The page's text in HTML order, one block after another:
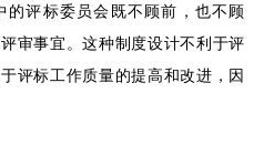
的评标委员会既不顾前，也不顾
审事宜。这种制度设计不利于评
评标工作质量的提高和改进，因